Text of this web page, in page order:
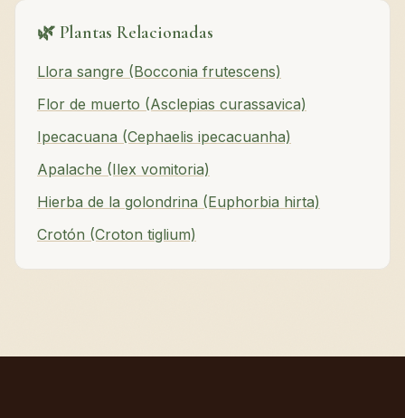
🌿 Plantas Relacionadas
Llora sangre (Bocconia frutescens)
Flor de muerto (Asclepias curassavica)
Ipecacuana (Cephaelis ipecacuanha)
Apalache (Ilex vomitoria)
Hierba de la golondrina (Euphorbia hirta)
Crotón (Croton tiglium)